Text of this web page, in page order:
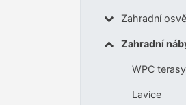
Zahradní
Zahradní
WPC
Lavice